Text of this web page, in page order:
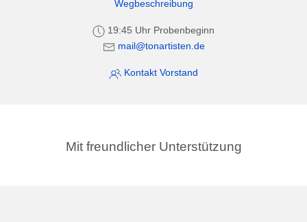
Wegbeschreibung
19:45 Uhr Probenbeginn
mail@tonartisten.de
Kontakt Vorstand
Mit freundlicher Unterstützung